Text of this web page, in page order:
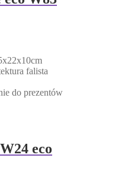
falista
do prezentów
eco